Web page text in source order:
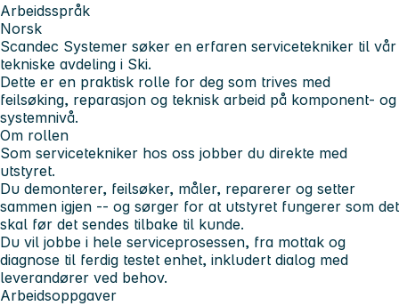
Arbeidsspråk
Norsk
Scandec Systemer søker en erfaren servicetekniker til vår
tekniske avdeling i Ski.
Dette er en praktisk rolle for deg som trives med
feilsøking, reparasjon og teknisk arbeid på komponent- og
systemnivå.
Om rollen
Som servicetekniker hos oss jobber du direkte med
utstyret.
Du demonterer, feilsøker, måler, reparerer og setter
sammen igjen -- og sørger for at utstyret fungerer som det
skal før det sendes tilbake til kunde.
Du vil jobbe i hele serviceprosessen, fra mottak og
diagnose til ferdig testet enhet, inkludert dialog med
leverandører ved behov.
Arbeidsoppgaver